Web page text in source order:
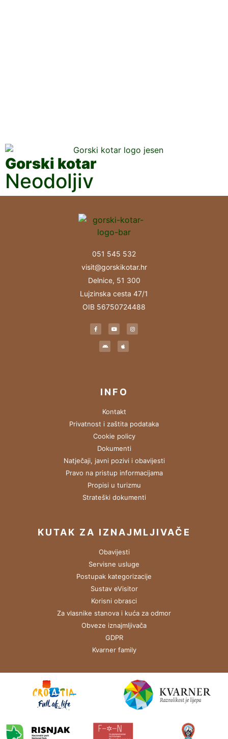
Gorski kotar
Neodoljiv
051 545 532
visit@gorskikotar.hr
Delnice, 51 300
Lujzinska cesta 47/1
OIB 56750724488
INFO
Kontakt
Privatnost i zaštita podataka
Cookie policy
Dokumenti
Natječaji, javni pozivi i obavijesti
Pravo na pristup informacijama
Propisi u turizmu
Strateški dokumenti
KUTAK ZA IZNAJMLJIVAČE
Obavijesti
Servisne usluge
Postupak kategorizacije
Sustav eVisitor
Korisni obrasci
Za vlasnike stanova i kuća za odmor
Obveze iznajmljivača
GDPR
Kvarner family